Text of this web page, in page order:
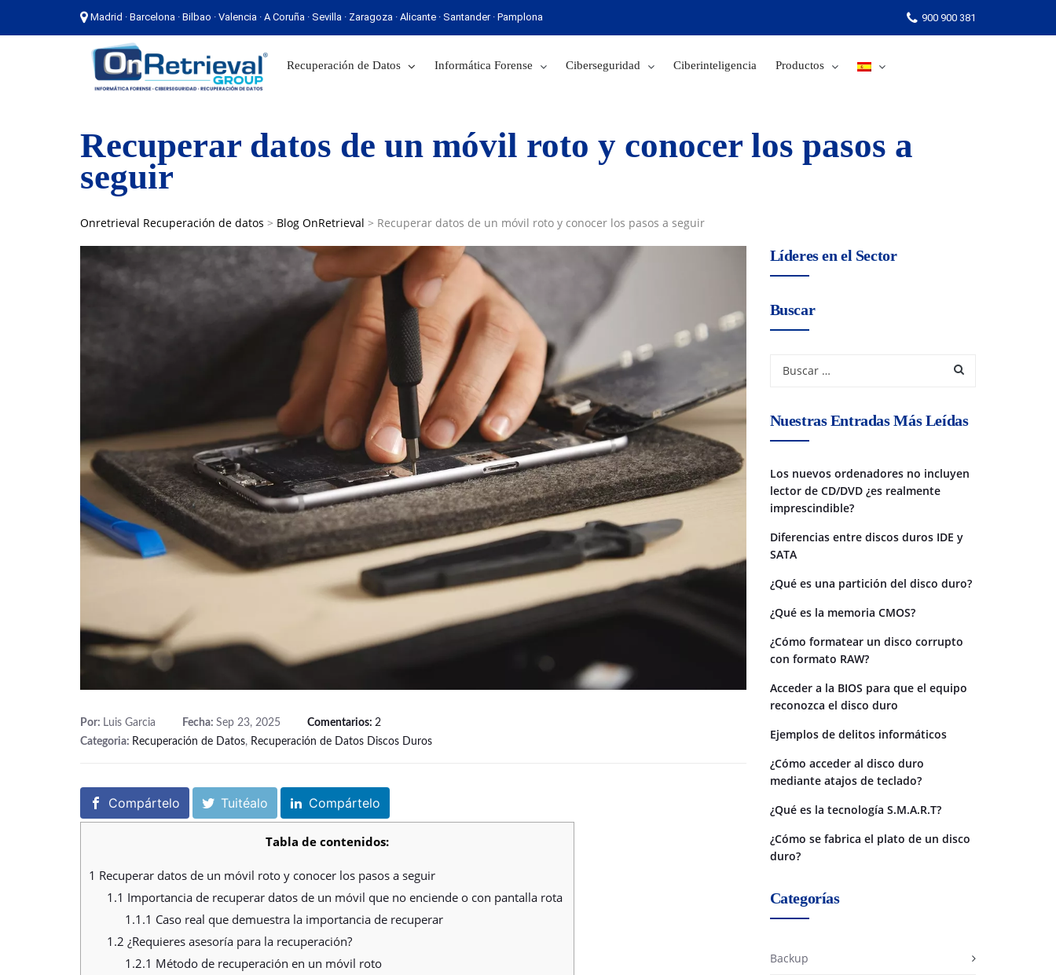
Madrid · Barcelona · Bilbao · Valencia · A Coruña · Sevilla · Zaragoza · Alicante · Santander · Pamplona 900 900 381
Recuperación de Datos Informática Forense Ciberseguridad Ciberinteligencia Productos
Madrid · Barcelona · Bilbao · Valencia · A Coruña · Sevilla · Zaragoza · Alicante · Santander · Pamplona
Recuperar datos de un móvil roto y conocer los pasos a
seguir
Onretrieval Recuperación de datos > Blog OnRetrieval > Recuperar datos de un móvil roto y conocer los pasos a seguir
Por: Luis Garcia Fecha: Sep 23, 2025 Comentarios: 2
Categoria: Recuperación de Datos, Recuperación de Datos Discos Duros
Compártelo Tuitéalo Compártelo
Tabla de contenidos:
1 Recuperar datos de un móvil roto y conocer los pasos a seguir
1.1 Importancia de recuperar datos de un móvil que no enciende o con pantalla rota
1.1.1 Caso real que demuestra la importancia de recuperar
1.2 ¿Requieres asesoría para la recuperación?
1.2.1 Método de recuperación en un móvil roto
Líderes en el Sector
Buscar
Nuestras Entradas Más Leídas
Los nuevos ordenadores no incluyen
lector de CD/DVD ¿es realmente
imprescindible?
Diferencias entre discos duros IDE y
SATA
¿Qué es una partición del disco duro?
¿Qué es la memoria CMOS?
¿Cómo formatear un disco corrupto
con formato RAW?
Acceder a la BIOS para que el equipo
reconozca el disco duro
Ejemplos de delitos informáticos
¿Cómo acceder al disco duro
mediante atajos de teclado?
¿Qué es la tecnología S.M.A.R.T?
¿Cómo se fabrica el plato de un disco
duro?
Categorías
Backup